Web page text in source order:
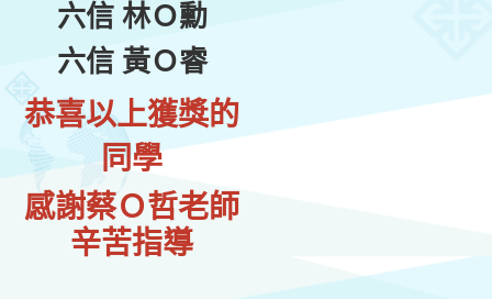
六信 林Ｏ勳
六信 黃Ｏ睿
恭喜以上獲獎的
同學
感謝蔡Ｏ哲老師
辛苦指導